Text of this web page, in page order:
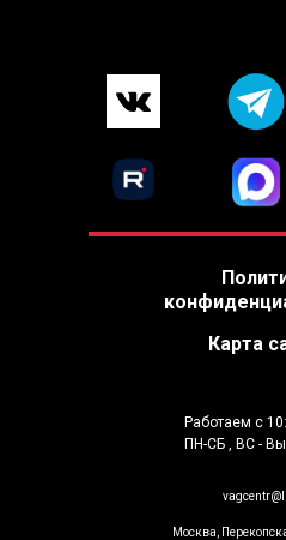
Москва,
Работаем с
ПН-СБ , ВС -
Карта